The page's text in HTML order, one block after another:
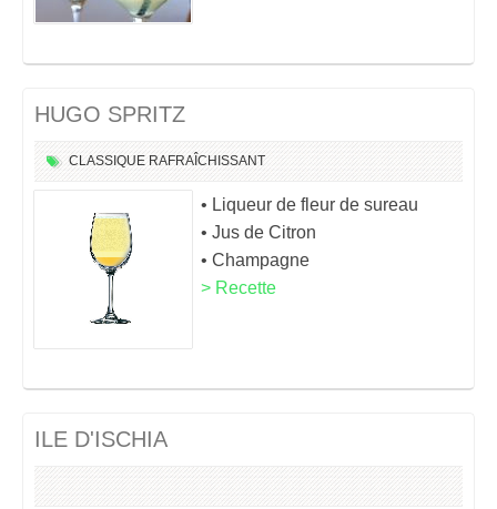
HUGO SPRITZ
CLASSIQUE RAFRAÎCHISSANT
• Liqueur de fleur de sureau
• Jus de Citron
• Champagne
> Recette
ILE D'ISCHIA